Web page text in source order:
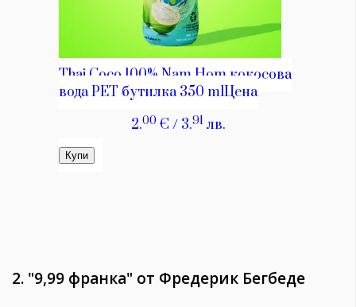
2. "9,99 франка" от Фредерик Бегбеде